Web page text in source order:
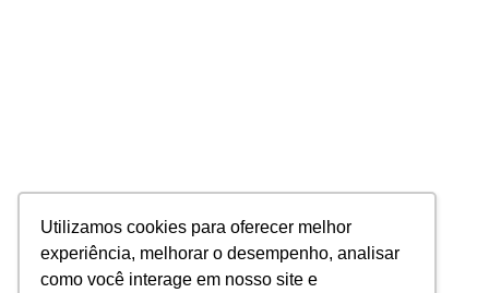
Utilizamos cookies para oferecer melhor
experiência, melhorar o desempenho, analisar
como você interage em nosso site e